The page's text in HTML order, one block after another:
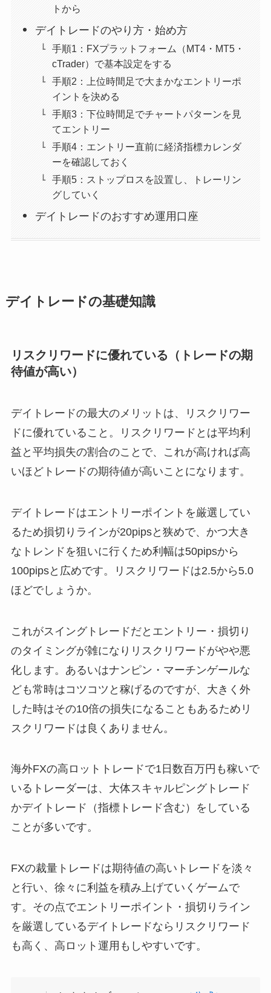
トから
デイトレードのやり方・始め方
手順1：FXプラットフォーム（MT4・MT5・
cTrader）で基本設定をする
手順2：上位時間足で大まかなエントリーポ
イントを決める
手順3：下位時間足でチャートパターンを見
てエントリー
手順4：エントリー直前に経済指標カレンダ
ーを確認しておく
手順5：ストップロスを設置し、トレーリン
グしていく
デイトレードのおすすめ運用口座
デイトレードの基礎知識
リスクリワードに優れている（トレードの期
待値が高い）
デイトレードの最大のメリットは、リスクリワー
ドに優れていること。リスクリワードとは平均利
益と平均損失の割合のことで、これが高ければ高
いほどトレードの期待値が高いことになります。
デイトレードはエントリーポイントを厳選してい
るため損切りラインが20pipsと狭めで、かつ大き
なトレンドを狙いに行くため利幅は50pipsから
100pipsと広めです。リスクリワードは2.5から5.0
ほどでしょうか。
これがスイングトレードだとエントリー・損切り
のタイミングが雑になりリスクリワードがやや悪
化します。あるいはナンピン・マーチンゲールな
ども常時はコツコツと稼げるのですが、大きく外
した時はその10倍の損失になることもあるためリ
スクリワードは良くありません。
海外FXの高ロットトレードで1日数百万円も稼いで
いるトレーダーは、大体スキャルピングトレード
かデイトレード（指標トレード含む）をしている
ことが多いです。
FXの裁量トレードは期待値の高いトレードを淡々
と行い、徐々に利益を積み上げていくゲームで
す。その点でエントリーポイント・損切りライン
を厳選しているデイトレードならリスクリワード
も高く、高ロット運用もしやすいです。